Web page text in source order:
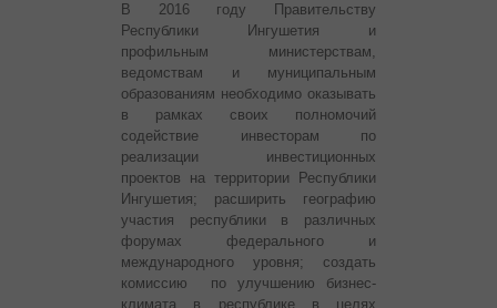
В 2016 году Правительству
Республики Ингушетия и
профильным министерствам,
ведомствам и муниципальным
образованиям необходимо оказывать
в рамках своих полномочий
содействие инвесторам по
реализации инвестиционных
проектов на территории Республики
Ингушетия; расширить географию
участия республики в различных
форумах федерального и
международного уровня; создать
комиссию по улучшению бизнес-
климата в республике в целях